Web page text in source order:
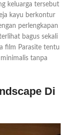
keluarga tersebut
kayu berkontur
perlengkapan
bagus sekali
film Parasite tentu
tanpa
Di